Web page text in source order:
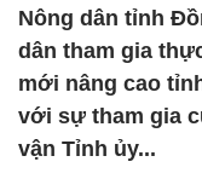
Nông dân tỉnh
dân tham gia
mới nâng cao
với sự tham gia
vận Tỉnh ủy...